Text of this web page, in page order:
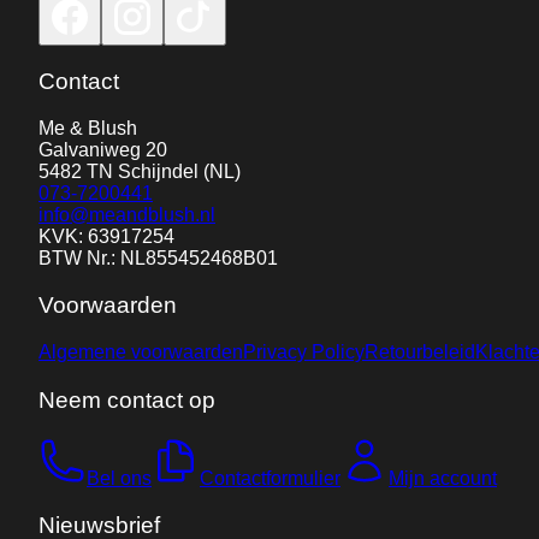
Contact
Me & Blush
Galvaniweg 20
5482 TN Schijndel (NL)
073-7200441
info@meandblush.nl
KVK: 63917254
BTW Nr.: NL855452468B01
Voorwaarden
Algemene voorwaardenPrivacy PolicyRetourbeleid
Neem contact op
Bel ons Contactformulier Mijn account
Nieuwsbrief